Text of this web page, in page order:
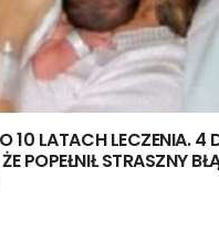
10 LATACH LECZENIA. 4
POPEŁNIŁ STRASZNY